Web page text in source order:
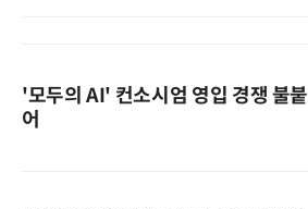
'모두의 AI' 컨소시엄 영입 경쟁 불붙
어